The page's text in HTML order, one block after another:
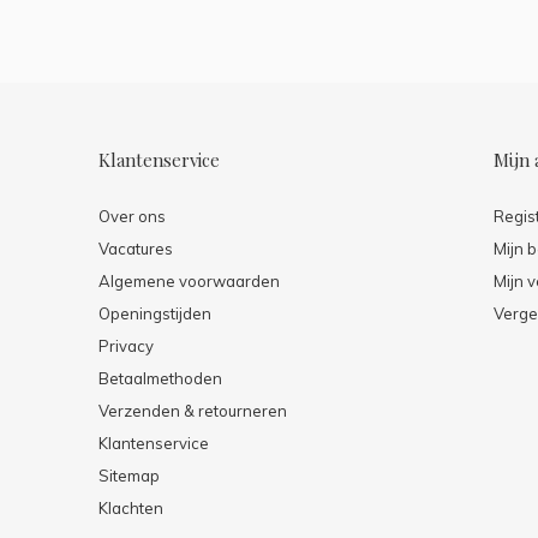
Klantenservice
Over ons
Vacatures
Algemene voorwaarden
Openingstijden
Privacy
Betaalmethoden
Verzenden & retourneren
Klantenservice
Sitemap
Klachten
Mijn
Mijn
Mijn